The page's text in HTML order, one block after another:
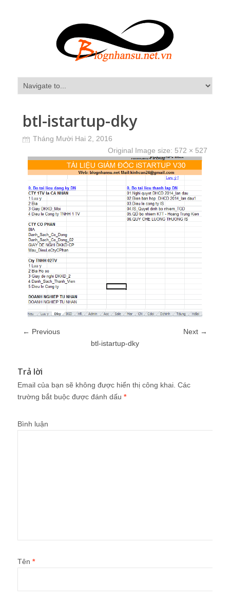
btl-istartup-dky
Tháng Mười Hai 2, 2016
Original Image size: 572 × 527
← Previous
Next →
btl-istartup-dky
Trả lời
Email của bạn sẽ không được hiển thị công khai. Các
trường bắt buộc được đánh dấu *
Bình luận
Tên *